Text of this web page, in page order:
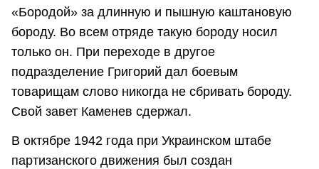
«Бородой» за длинную и пышную каштановую
бороду. Во всем отряде такую бороду носил
только он. При переходе в другое
подразделение Григорий дал боевым
товарищам слово никогда не сбривать бороду.
Свой завет Каменев сдержал.
В октябре 1942 года при Украинском штабе
партизанского движения был создан